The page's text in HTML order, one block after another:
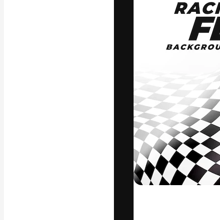
La plataforma
trabajo. Más
entre
estudios.
Español